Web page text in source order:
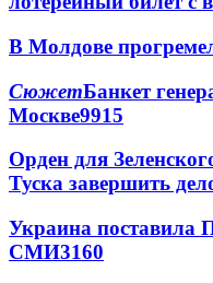
В Молдове
СюжетБанкет
Москве9915
Орден для
Туска завершить
Украина поставила
СМИ3160